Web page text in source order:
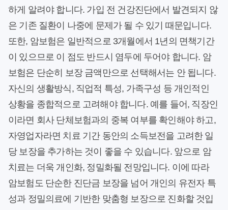
하게 알려야 합니다. 가입 전 건강진단에서 발견되지 않
은 기존 질환이 나중에 문제가 될 수 있기 때문입니다.
또한, 암보험은 일반적으로 3개월에서 1년의 면책기간
이 있으므로 이 점도 반드시 염두에 두어야 합니다. 암
보험은 단순히 보장 금액만으로 선택해서는 안 됩니다.
자신의 생활방식, 직업적 특성, 가족구성 등 개인적인
상황을 종합적으로 고려해야 합니다. 예를 들어, 직장인
이라면 회사 단체보험과의 중복 여부를 확인해야 하고,
자영업자라면 치료 기간 동안의 소득보전을 고려한 일
당 보장을 추가하는 것이 좋을 수 있습니다. 앞으로 암
치료는 더욱 개인화, 정밀화될 전망입니다. 이에 따라
암보험도 단순한 진단금 보장을 넘어 개인의 유전자 특
성과 정밀의료에 기반한 맞춤형 보장으로 진화할 것입